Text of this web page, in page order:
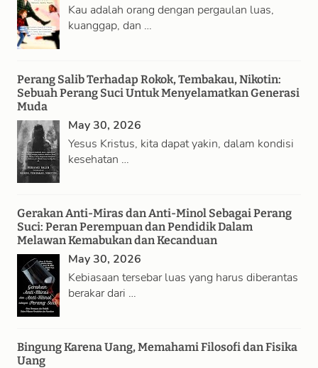
Kau adalah orang dengan pergaulan luas,
kuanggap, dan …
Perang Salib Terhadap Rokok, Tembakau, Nikotin:
Sebuah Perang Suci Untuk Menyelamatkan Generasi
Muda
May 30, 2026
Yesus Kristus, kita dapat yakin, dalam kondisi
kesehatan …
Gerakan Anti-Miras dan Anti-Minol Sebagai Perang
Suci: Peran Perempuan dan Pendidik Dalam
Melawan Kemabukan dan Kecanduan
May 30, 2026
Kebiasaan tersebar luas yang harus diberantas
berakar dari …
Bingung Karena Uang, Memahami Filosofi dan Fisika
Uang